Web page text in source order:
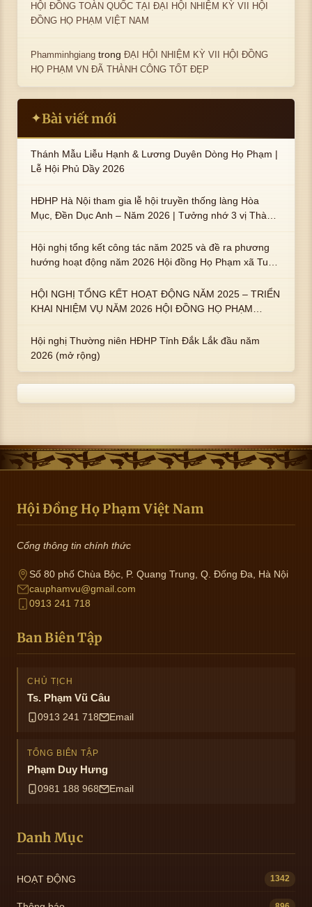
HỘI ĐỒNG TOÀN QUỐC TẠI ĐẠI HỘI NHIỆM KỲ VII HỘI
ĐỒNG HỌ PHẠM VIỆT NAM
Phamminhgiang trongĐẠI HỘI NHIỆM KỲ VII HỘI ĐỒNG
HỌ PHẠM VN ĐÃ THÀNH CÔNG TỐT ĐẸP
✦Bài viết mới
Thánh Mẫu Liễu Hạnh & Lương Duyên Dòng Họ Phạm |
Lễ Hội Phủ Dầy 2026
HĐHP Hà Nội tham gia lễ hội truyền thống làng Hòa
Mục, Đền Dục Anh – Năm 2026 | Tưởng nhớ 3 vị Thành
trai : ngài Phạm Huy, Phạm Miện
Hội nghị tổng kết công tác năm 2025 và đề ra phương
hướng hoạt động năm 2026 Hội đồng Họ Phạm xã Tuy
HỘI NGHỊ TỔNG KẾT HOẠT ĐỘNG NĂM 2025 – TRIỂN
KHAI NHIỆM VỤ NĂM 2026 HỘI ĐỒNG HỌ PHẠM
Hội nghị Thường niên HĐHP Tỉnh Đắk Lắk đầu năm
2026 (mở rộng)
Hội Đồng Họ Phạm Việt Nam
Cổng thông tin chính thức
Số 80 phố Chùa Bộc, P. Quang Trung, Q. Đống Đa, Hà Nội
cauphamvu@gmail.com
0913 241 718
Ban Biên Tập
CHỦ TỊCH
Ts. Phạm Vũ Câu
0913 241 718 Email
TỔNG BIÊN TẬP
Phạm Duy Hưng
0981 188 968 Email
Danh Mục
HOẠT ĐỘNG 1342